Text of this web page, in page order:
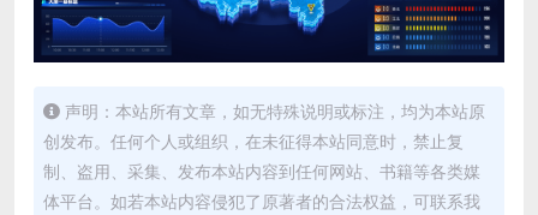
声明：本站所有文章，如无特殊说明或标注，均为本站原
创发布。任何个人或组织，在未征得本站同意时，禁止复
制、盗用、采集、发布本站内容到任何网站、书籍等各类媒
体平台。如若本站内容侵犯了原著者的合法权益，可联系我